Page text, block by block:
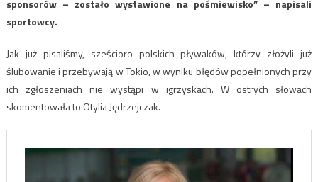
sponsorów – zostało wystawione na pośmiewisko” – napisali
sportowcy.
Jak już pisaliśmy, sześcioro polskich pływaków, którzy złożyli już
ślubowanie i przebywają w Tokio, w wyniku błędów popełnionych przy
ich zgłoszeniach nie wystąpi w igrzyskach. W ostrych słowach
skomentowała to Otylia Jędrzejczak.